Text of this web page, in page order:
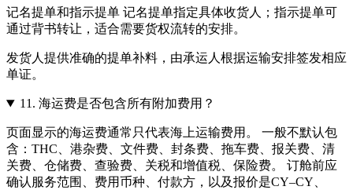
记名提单和指示提单 记名提单指定具体收货人；指示提单可
通过背书转让，适合需要货权流转的安排。
发货人提供准确的提单补料，由承运人根据运输安排签发相应
单证。
11. 海运费是否包含所有附加费用？
页面显示的海运费通常只代表海上运输费用。 一般不默认包
含：THC、港杂费、文件费、封条费、拖车费、报关费、清
关费、仓储费、查验费、关税和增值税、保险费。 订舱前应
确认服务范围、费用币种、付款方，以及报价是CY–CY、